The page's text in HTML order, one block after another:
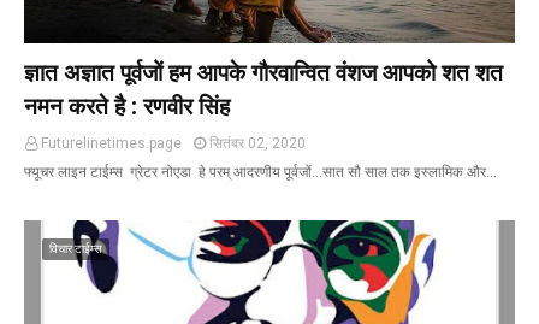
ज्ञात अज्ञात पूर्वजों हम आपके गौरवान्वित वंशज आपको शत शत
नमन करते है : रणवीर सिंह
Futurelinetimes.page
सितंबर 02, 2020
फ्यूचर लाइन टाईम्स ग्रेटर नोएडा हे परम् आदरणीय पूर्वजों...सात सौ साल तक इस्लामिक और…
विचार टाईम्स